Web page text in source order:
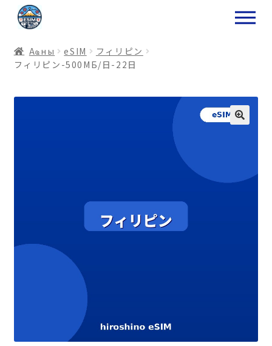
ナ
ビ
ー
シ
コ
ン
ン
ツ
Аҩны еSIM
フィリピン
フィリピン-500МБ/日-22日